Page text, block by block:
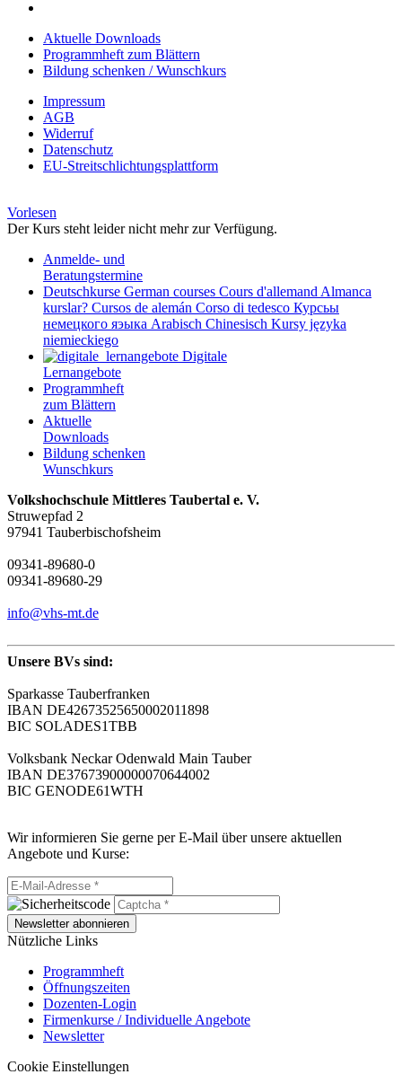
Aktuelle Downloads
Programmheft zum Blättern
Bildung schenken / Wunschkurs
Impressum
AGB
Widerruf
Datenschutz
EU-Streitschlichtungsplattform
Vorlesen
Der Kurs steht leider nicht mehr zur Verfügung.
Anmelde- und
Beratungstermine
Deutschkurse German courses Cours d'allemand Almanca
kurslar? Cursos de alemán Corso di tedesco Курсьы
немецкого яэыка Arabisch Chinesisch Kursy języka
niemieckiego
Digitale
Lernangebote
Programmheft
zum Blättern
Aktuelle
Downloads
Bildung schenken
Wunschkurs
Volkshochschule Mittleres Taubertal e. V.
Struwepfad 2
97941 Tauberbischofsheim
09341-89680-0
09341-89680-29
info@vhs-mt.de
Unsere BVs sind:
Sparkasse Tauberfranken
IBAN DE42673525650002011898
BIC SOLADES1TBB
Volksbank Neckar Odenwald Main Tauber
IBAN DE37673900000070644002
BIC GENODE61WTH
Wir informieren Sie gerne per E-Mail über unsere aktuellen
Angebote und Kurse:
Newsletter abonnieren
Nützliche Links
Programmheft
Öffnungszeiten
Dozenten-Login
Firmenkurse / Individuelle Angebote
Newsletter
Cookie Einstellungen